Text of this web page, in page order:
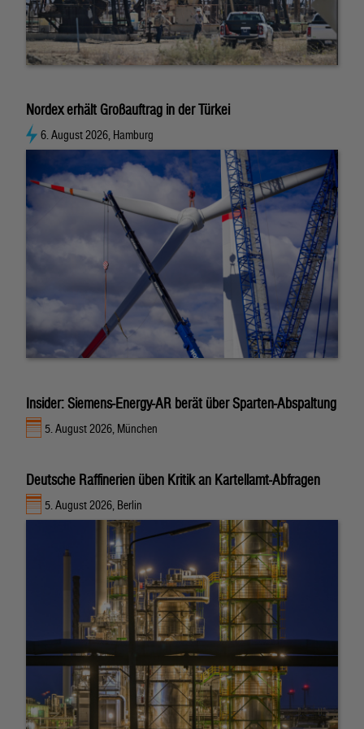
Nordex erhält Großauftrag in der Türkei
6. August 2026, Hamburg
Insider: Siemens-Energy-AR berät über Sparten-Abspaltung
5. August 2026, München
Deutsche Raffinerien üben Kritik an Kartellamt-Abfragen
5. August 2026, Berlin